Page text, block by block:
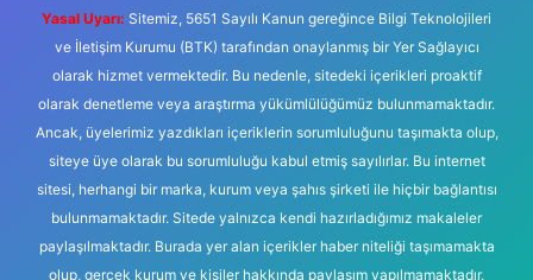
Yasal Uyarı: Sitemiz, 5651 Sayılı Kanun gereğince Bilgi Teknolojileri
ve İletişim Kurumu (BTK) tarafından onaylanmış bir Yer Sağlayıcı
olarak hizmet vermektedir. Bu nedenle, sitedeki içerikleri proaktif
olarak denetleme veya araştırma yükümlülüğümüz bulunmamaktadır.
Ancak, üyelerimiz yazdıkları içeriklerin sorumluluğunu taşımakta olup,
siteye üye olarak bu sorumluluğu kabul etmiş sayılırlar. Bu internet
sitesi, herhangi bir marka, kurum veya şahıs şirketi ile hiçbir bağlantısı
bulunmamaktadır. Sitede yalnızca kendi hazırladığımız makaleler
paylaşılmaktadır. Burada yer alan içerikler haber niteliği taşımamakta
olup, gerçek kurum ve kişiler hakkında paylaşım yapılmamaktadır.